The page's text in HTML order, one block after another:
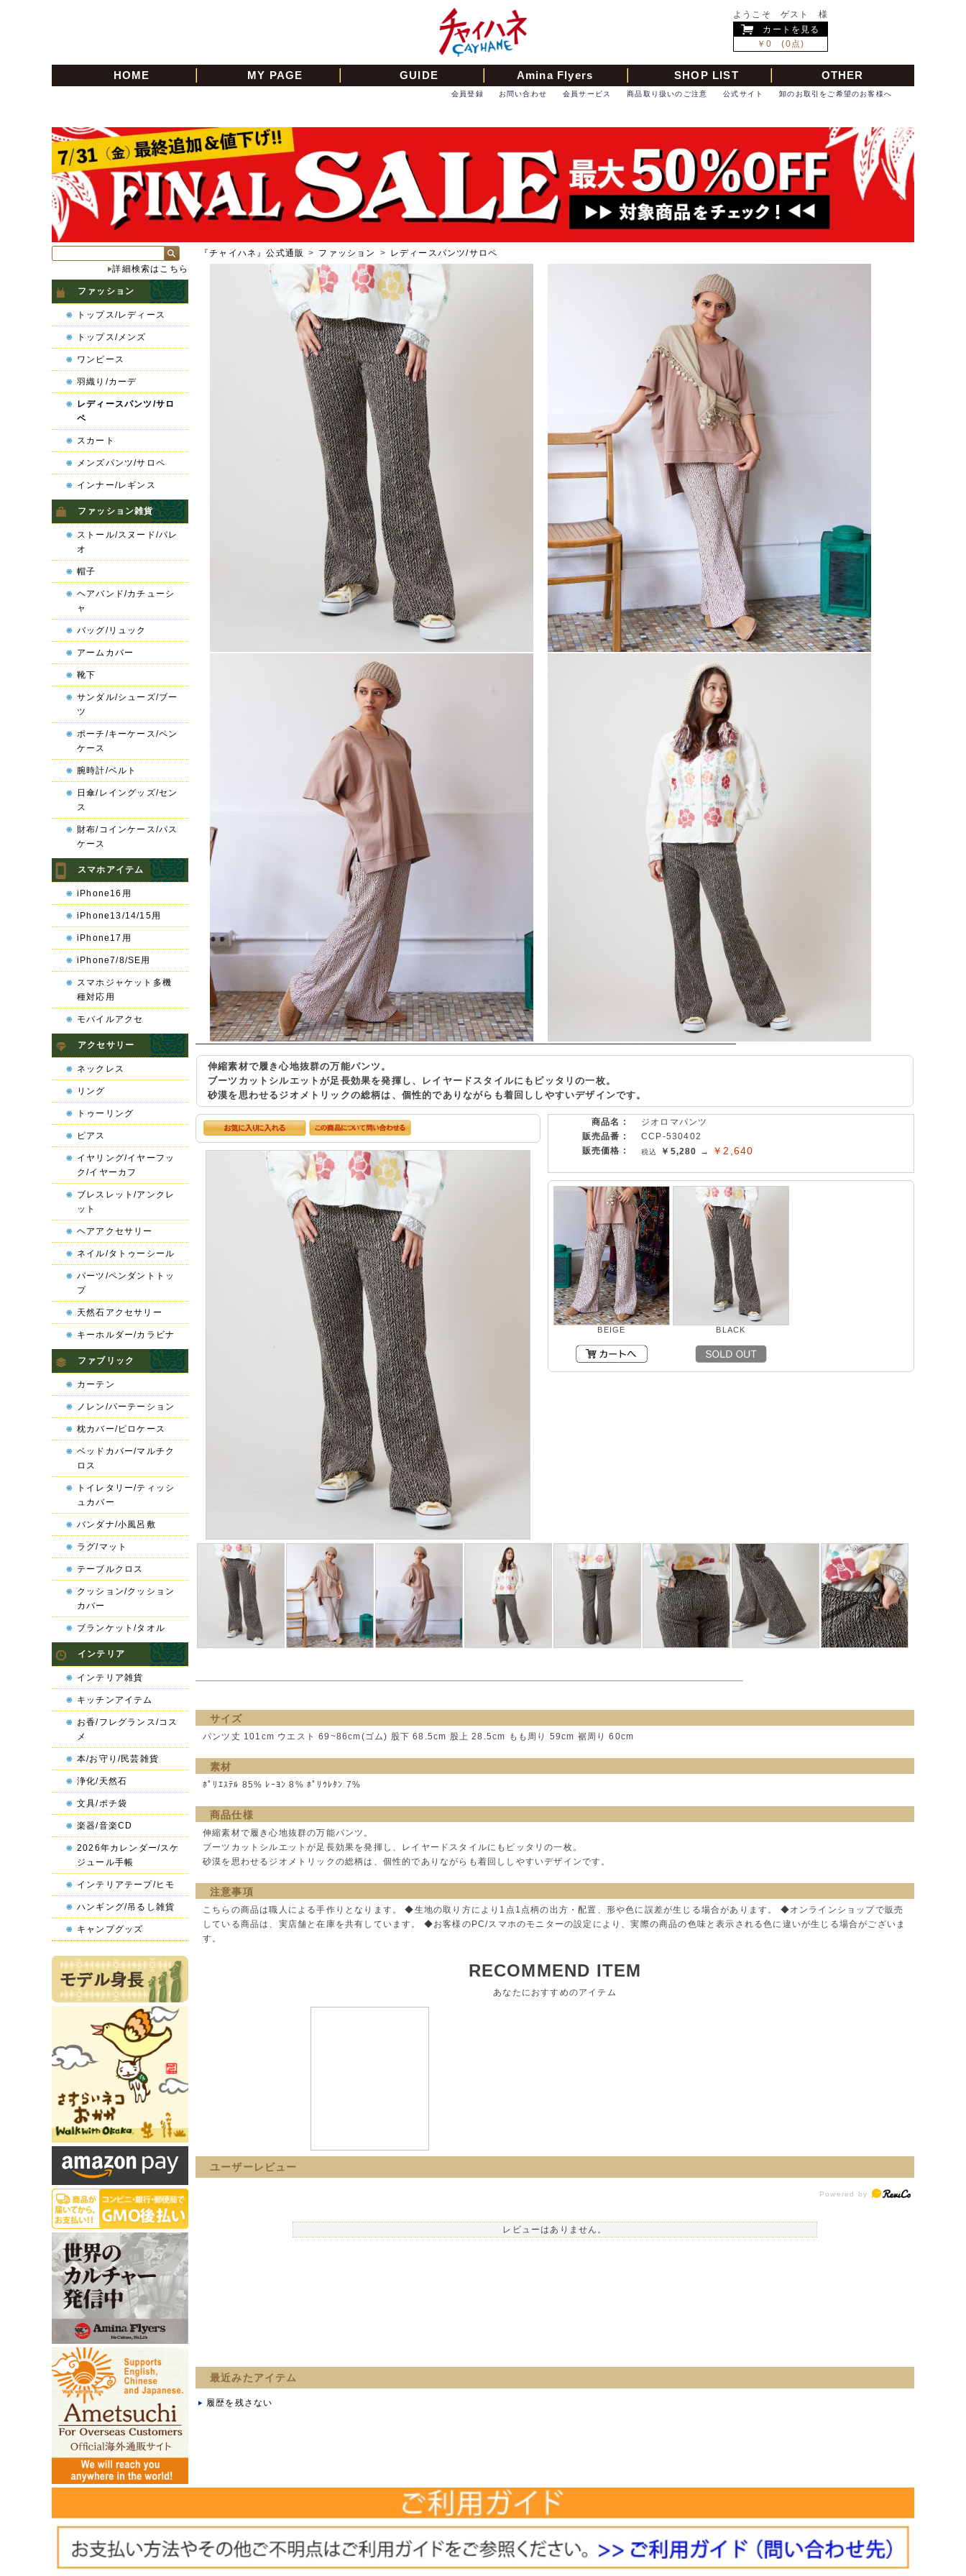
ようこそ ゲスト 様
カートを見る
￥0 (0点)
HOME MY PAGE GUIDE Amina Flyers SHOP LIST OTHER
卸のお取引をご希望のお客様へ
公式サイト
商品取り扱いのご注意
会員サービス
お問い合わせ
会員登録
『チャイハネ』公式通販 > ファッション > レディースパンツ/サロペ
伸縮素材で履き心地抜群の万能パンツ。
ブーツカットシルエットが足長効果を発揮し、レイヤードスタイルにもピッタリの一枚。
砂漠を思わせるジオメトリックの総柄は、個性的でありながらも着回ししやすいデザインです。
商品名 :
ジオロマパンツ
販売品番 :
CCP-530402
販売価格 :
￥5,280 → ￥2,640
BEIGE BLACK
サイズ
パンツ丈 101cm ウエスト 69~86cm(ゴム) 股下 68.5cm 股上 28.5cm もも周り 59cm 裾周り 60cm
素材
ﾎﾟﾘｴｽﾃﾙ 85% ﾚｰﾖﾝ 8% ﾎﾟﾘｳﾚﾀﾝ 7%
商品仕様
伸縮素材で履き心地抜群の万能パンツ。
ブーツカットシルエットが足長効果を発揮し、レイヤードスタイルにもピッタリの一枚。
砂漠を思わせるジオメトリックの総柄は、個性的でありながらも着回ししやすいデザインです。
注意事項
こちらの商品は職人による手作りとなります。 ◆生地の取り方により1点1点柄の出方・配置、形や色に誤差が生じる場合があります。 ◆オンラインショップで販売
している商品は、実店舗と在庫を共有しています。 ◆お客様のPC/スマホのモニターの設定により、実際の商品の色味と表示される色に違いが生じる場合がございま
す。
RECOMMEND ITEM
あなたにおすすめのアイテム
ユーザーレビュー
レビューはありません。
最近みたアイテム
履歴を残さない
詳細検索はこちら
ファッション
トップス/レディース
トップス/メンズ
ワンピース
羽織り/カーデ
レディースパンツ/サロ
ペ
スカート
メンズパンツ/サロペ
インナー/レギンス
ファッション雑貨
ストール/スヌード/パレ
オ
帽子
ヘアバンド/カチューシ
ャ
バッグ/リュック
アームカバー
靴下
サンダル/シューズ/ブー
ツ
ポーチ/キーケース/ペン
ケース
腕時計/ベルト
日傘/レイングッズ/セン
ス
財布/コインケース/パス
ケース
スマホアイテム
iPhone16用
iPhone13/14/15用
iPhone17用
iPhone7/8/SE用
スマホジャケット多機
種対応用
モバイルアクセ
アクセサリー
ネックレス
リング
トゥーリング
ピアス
イヤリング/イヤーフッ
ク/イヤーカフ
ブレスレット/アンクレ
ット
ヘアアクセサリー
ネイル/タトゥーシール
パーツ/ペンダントトッ
プ
天然石アクセサリー
キーホルダー/カラビナ
ファブリック
カーテン
ノレン/パーテーション
枕カバー/ピロケース
ベッドカバー/マルチク
ロス
トイレタリー/ティッシ
ュカバー
バンダナ/小風呂敷
ラグ/マット
テーブルクロス
クッション/クッション
カバー
ブランケット/タオル
インテリア
インテリア雑貨
キッチンアイテム
お香/フレグランス/コス
メ
本/お守り/民芸雑貨
浄化/天然石
文具/ポチ袋
楽器/音楽CD
2026年カレンダー/スケ
ジュール手帳
インテリアテープ/ヒモ
ハンギング/吊るし雑貨
キャンプグッズ